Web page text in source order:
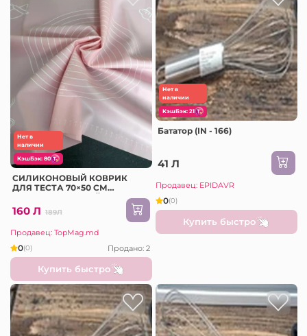
Нет в
наличии
КэшБэк: 80
СИЛИКОНОВЫЙ КОВРИК
ДЛЯ ТЕСТА 70×50 СМ
БЛЕДНО-РОЗОВЫЙ (2023-6-3)
160 Л 189Л
Продавец: TopMag.md
0(0) Продано: 2
Купить быстро
Нет в
наличии
КэшБэк: 21
Бататор (IN - 166)
41 Л
Продавец: EPIDAVR
0(0)
Купить быстро